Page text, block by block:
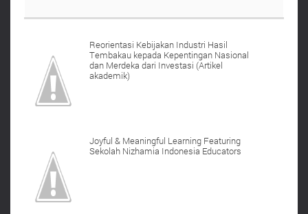
Reorientasi Kebijakan Industri Hasil
Tembakau kepada Kepentingan Nasional
dan Merdeka dari Investasi (Artikel
akademik)
Joyful & Meaningful Learning Featuring
Sekolah Nizhamia Indonesia Educators